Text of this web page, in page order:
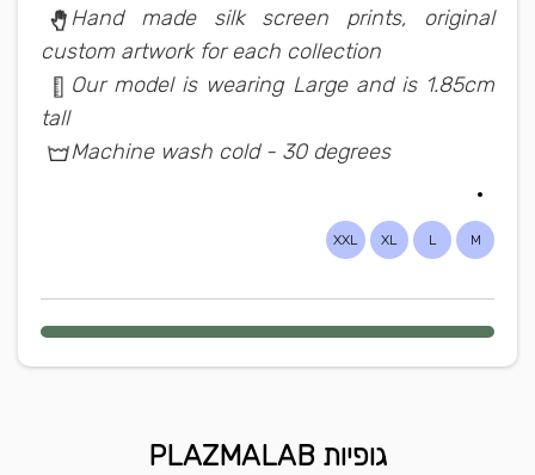
Hand made silk screen prints, original
custom artwork for each collection
Our model is wearing Large and is 1.85cm
tall
Machine wash cold - 30 degrees
M
L
XL
XXL
גופיות PLAZMALAB